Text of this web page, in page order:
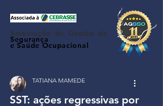
Associação de Gestão de
Segurança
e Saúde Ocupacional
SST: ações regressivas por
TATIANA MAMEDE